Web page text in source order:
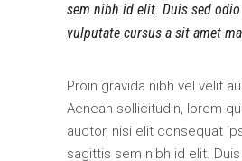
sem nibh id elit. Duis sed
vulputate cursus a sit amet
Proin gravida nibh vel velit
Aenean sollicitudin, lorem
auctor, nisi elit consequat
sagittis sem nibh id elit.